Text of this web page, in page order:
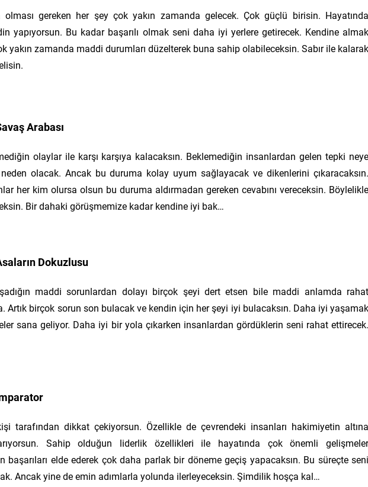
olması gereken her şey çok yakın zamanda gelecek. Çok güçlü birisin. Hayatında
yapıyorsun. Bu kadar başarılı olmak seni daha iyi yerlere getirecek. Kendine almak
yakın zamanda maddi durumları düzelterek buna sahip olabileceksin. Sabır ile kalarak
Arabası
olaylar ile karşı karşıya kalacaksın. Beklemediğin insanlardan gelen tepki neye
neden olacak. Ancak bu duruma kolay uyum sağlayacak ve dikenlerini çıkaracaksın.
her kim olursa olsun bu duruma aldırmadan gereken cevabını vereceksin. Böylelikle
Bir dahaki görüşmemize kadar kendine iyi bak…
Dokuzlusu
maddi sorunlardan dolayı birçok şeyi dert etsen bile maddi anlamda rahat
Artık birçok sorun son bulacak ve kendin için her şeyi iyi bulacaksın. Daha iyi yaşamak
sana geliyor. Daha iyi bir yola çıkarken insanlardan gördüklerin seni rahat ettirecek.
tarafından dikkat çekiyorsun. Özellikle de çevrendeki insanları hakimiyetin altına
Sahip olduğun liderlik özellikleri ile hayatında çok önemli gelişmeler
başarıları elde ederek çok daha parlak bir döneme geçiş yapacaksın. Bu süreçte seni
Ancak yine de emin adımlarla yolunda ilerleyeceksin. Şimdilik hoşça kal…